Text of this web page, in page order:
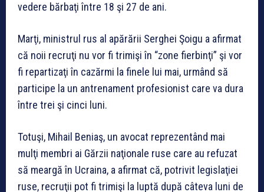
vedere bărbaţi între 18 şi 27 de ani.
Marţi, ministrul rus al apărării Serghei Şoigu a afirmat
că noii recruţi nu vor fi trimişi în “zone fierbinţi” şi vor
fi repartizaţi în cazărmi la finele lui mai, urmând să
participe la un antrenament profesionist care va dura
între trei şi cinci luni.
Totuşi, Mihail Beniaş, un avocat reprezentând mai
mulţi membri ai Gărzii naţionale ruse care au refuzat
să meargă în Ucraina, a afirmat că, potrivit legislaţiei
ruse, recruţii pot fi trimişi la luptă după câteva luni de